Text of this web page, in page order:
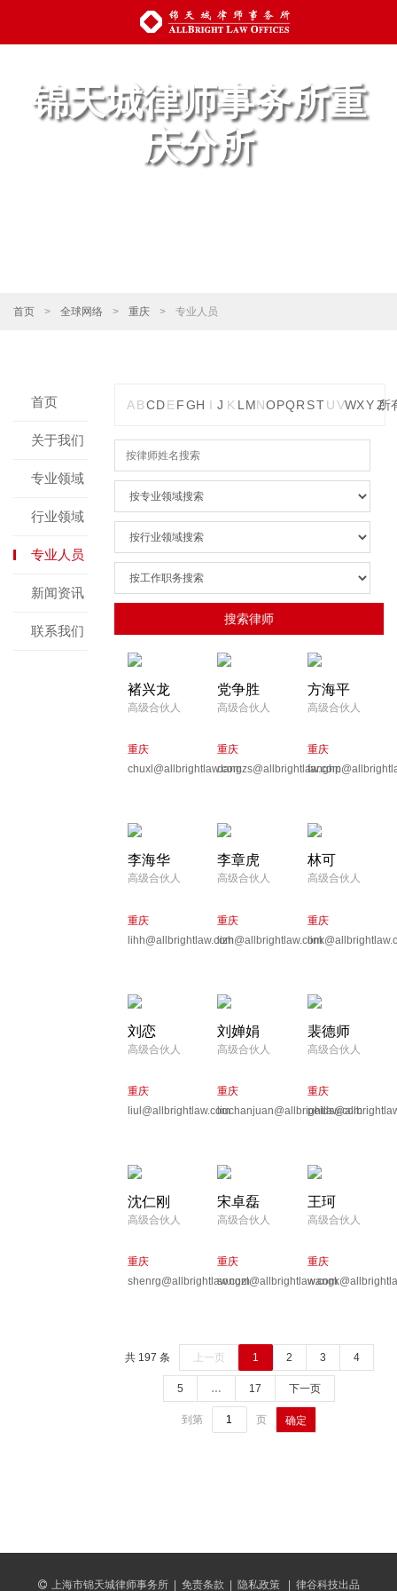
锦天城律师事务所重
庆分所
首页 > 全球网络 > 重庆 > 专业人员
首页
关于我们
专业领域
行业领域
专业人员
新闻资讯
联系我们
ABCDE FGH I J K L MNOPQR STUVWXYZ
所
褚兴龙
高级合伙人
重庆
chuxl@allbrightlaw.com
党争胜
高级合伙人
重庆
dangzs@allbrightlaw.com
方海平
高级合伙人
重庆
李海华
高级合伙人
重庆
lihh@allbrightlaw.com
李章虎
高级合伙人
重庆
lizh@allbrightlaw.com
林可
高级合伙人
重庆
刘恋
高级合伙人
重庆
liul@allbrightlaw.com
刘婵娟
高级合伙人
重庆
liuchanjuan@allbrightlaw.com
裴德师
高级合伙人
重庆
沈仁刚
高级合伙人
重庆
shenrg@allbrightlaw.com
宋卓磊
高级合伙人
重庆
songzl@allbrightlaw.com
王珂
高级合伙人
重庆
共 197 条 上一页 1 2 3 4
5 … 17 下一页
到第 页 确定
上海市锦天城律师事务所 免责条款 隐私政策 律谷科技出品